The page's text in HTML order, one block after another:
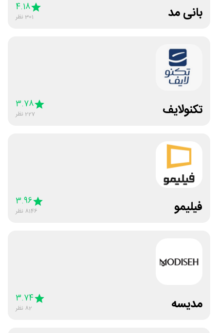
بانی مد 4.18
301 نظر
تکنولایف 3.78
227 نظر
فیلیمو 3.96
8146 نظر
مدیسه 3.74
82 نظر